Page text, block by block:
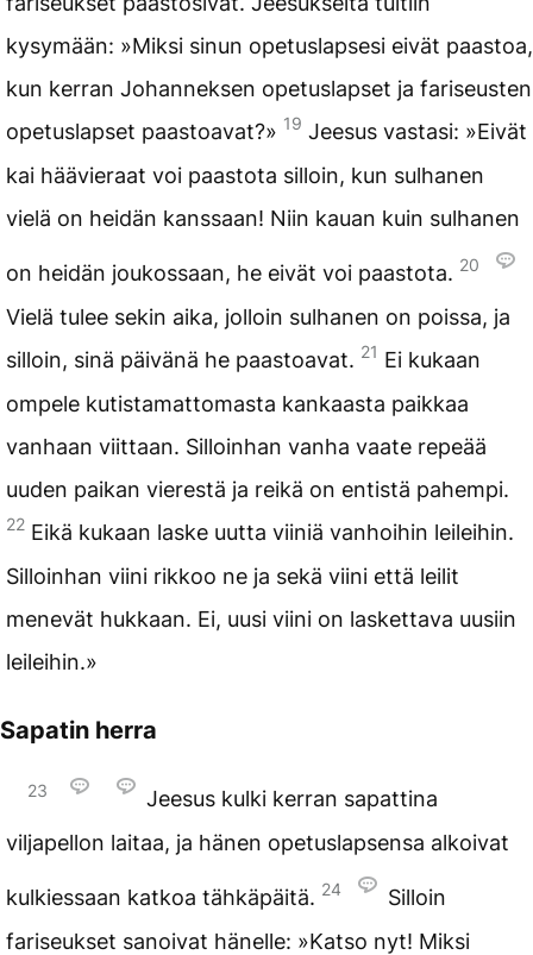
kysymään: »Miksi sinun opetuslapsesi eivät paastoa,
kun kerran Johanneksen opetuslapset ja fariseusten
opetuslapset paastoavat?» 19 Jeesus vastasi: »Eivät
kai häävieraat voi paastota silloin, kun sulhanen
vielä on heidän kanssaan! Niin kauan kuin sulhanen
on heidän joukossaan, he eivät voi paastota. 20
Vielä tulee sekin aika, jolloin sulhanen on poissa, ja
silloin, sinä päivänä he paastoavat. 21 Ei kukaan
ompele kutistamattomasta kankaasta paikkaa
vanhaan viittaan. Silloinhan vanha vaate repeää
uuden paikan vierestä ja reikä on entistä pahempi.
22 Eikä kukaan laske uutta viiniä vanhoihin leileihin.
Silloinhan viini rikkoo ne ja sekä viini että leilit
menevät hukkaan. Ei, uusi viini on laskettava uusiin
leileihin.»
Sapatin herra
23
Jeesus kulki kerran sapattina
viljapellon laitaa, ja hänen opetuslapsensa alkoivat
kulkiessaan katkoa tähkäpäitä. 24
Silloin
fariseukset sanoivat hänelle: »Katso nyt! Miksi